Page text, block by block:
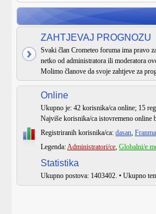
ZAHTJEVAJ PROGNOZU
Svaki član Crometeo foruma ima pravo
netko od administratora ili moderatora
Molimo članove da svoje zahtjeve za
Online
Ukupno je: 42 korisnika/ca online; 15
Najviše korisnika/ca istovremeno online
Registriranih korisnika/ca: dasan,
Legenda:Administratori/ce, Globalni/e
Statistika
Ukupno postova: 1403402. • Ukupno